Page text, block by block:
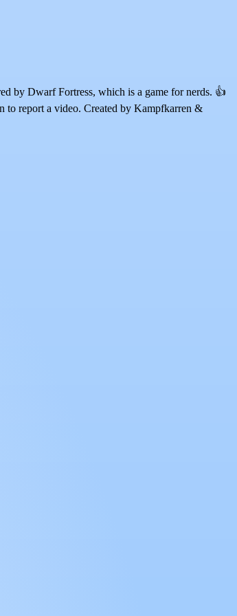
by Dwarf Fortress, which is a game for nerds. 👍
report a video. Created by Kampfkarren &